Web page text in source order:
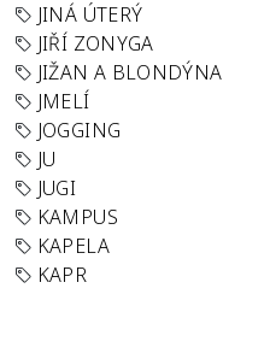
JINÁ ÚTERÝ
JIŘÍ ZONYGA
JIŽAN A BLONDÝNA
JMELÍ
JOGGING
JU
JUGI
KAMPUS
KAPELA
KAPR